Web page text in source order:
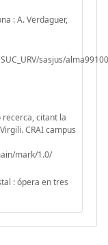
: A. Verdaguer,
sasjus/
citant la
CRAI campus
mark/1.0/
: ópera en tres